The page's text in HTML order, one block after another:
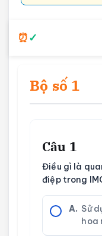
Bộ số 1
Câu 1
Điều gì là
điệp trong
A. Sử
hoa